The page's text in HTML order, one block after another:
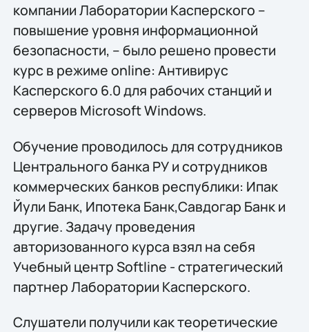
компании Лаборатории Касперского –
повышение уровня информационной
безопасности, – было решено провести
курс в режиме online: Антивирус
Касперского 6.0 для рабочих станций и
серверов Microsoft Windows.
Обучение проводилось для сотрудников
Центрального банка РУ и сотрудников
коммерческих банков республики: Ипак
Йули Банк, Ипотека Банк,Савдогар Банк и
другие. Задачу проведения
авторизованного курса взял на себя
Учебный центр Softline - стратегический
партнер Лаборатории Касперского.
Слушатели получили как теоретические